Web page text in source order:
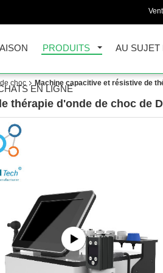
PRODUITS AU SUJET
EN LIGNE
choc Machine capacitive et résistive de
thérapie d'onde de choc de